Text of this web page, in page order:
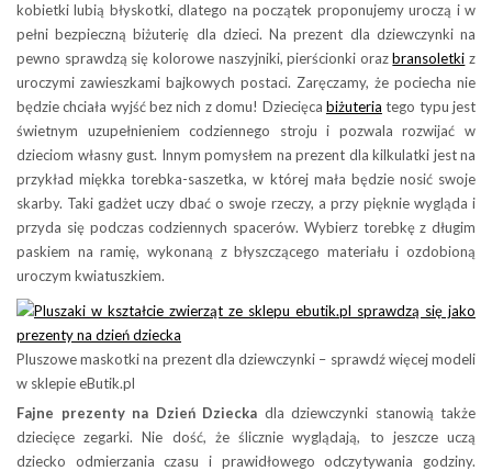
kobietki lubią błyskotki, dlatego na początek proponujemy uroczą i w
pełni bezpieczną biżuterię dla dzieci. Na prezent dla dziewczynki na
pewno sprawdzą się kolorowe naszyjniki, pierścionki orazbransoletki z
uroczymi zawieszkami bajkowych postaci. Zaręczamy, że pociecha nie
będzie chciała wyjść bez nich z domu! Dziecięca biżuteria tego typu jest
świetnym uzupełnieniem codziennego stroju i pozwala rozwijać w
dzieciom własny gust. Innym pomysłem na prezent dla kilkulatki jest na
przykład miękka torebka-saszetka, w której mała będzie nosić swoje
skarby. Taki gadżet uczy dbać o swoje rzeczy, a przy pięknie wygląda i
przyda się podczas codziennych spacerów. Wybierz torebkę z długim
paskiem na ramię, wykonaną z błyszczącego materiału i ozdobioną
uroczym kwiatuszkiem.
Pluszowe maskotki na prezent dla dziewczynki – sprawdź więcej modeli
w sklepie eButik.pl
Fajne prezenty na Dzień Dziecka dla dziewczynki stanowią także
dziecięce zegarki. Nie dość, że ślicznie wyglądają, to jeszcze uczą
dziecko odmierzania czasu i prawidłowego odczytywania godziny.